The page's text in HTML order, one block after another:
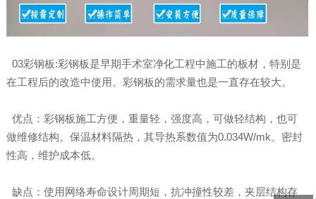
03彩钢板:彩钢板是早期手术室净化工程中施工的板材，特别是
在工程后的改造中使用。彩钢板的需求量也是一直存在较大。
优点：彩钢板施工方便，重量轻，强度高，可做轻结构，也可
做维修结构。保温材料隔热，其导热系数值为0.034W/mk。密封
性高，维护成本低。
缺点：使用网络寿命设计周期短，抗冲撞性较差，夹层结构存